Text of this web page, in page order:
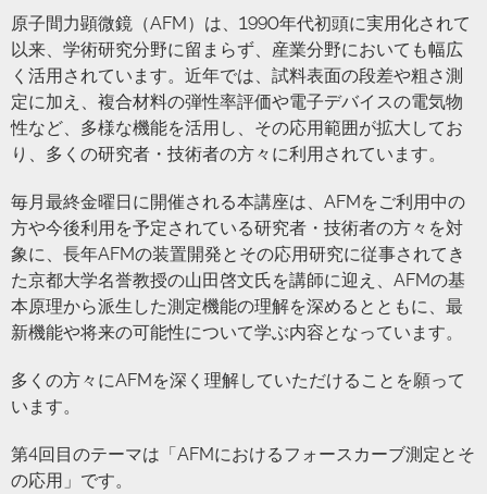
原子間力顕微鏡（AFM）は、1990年代初頭に実用化されて
以来、学術研究分野に留まらず、産業分野においても幅広
く活用されています。近年では、試料表面の段差や粗さ測
定に加え、複合材料の弾性率評価や電子デバイスの電気物
性など、多様な機能を活用し、その応用範囲が拡大してお
り、多くの研究者・技術者の方々に利用されています。
毎月最終金曜日に開催される本講座は、AFMをご利用中の
方や今後利用を予定されている研究者・技術者の方々を対
象に、長年AFMの装置開発とその応用研究に従事されてき
た京都大学名誉教授の山田啓文氏を講師に迎え、AFMの基
本原理から派生した測定機能の理解を深めるとともに、最
新機能や将来の可能性について学ぶ内容となっています。
多くの方々にAFMを深く理解していただけることを願って
います。
第4回目のテーマは「AFMにおけるフォースカーブ測定とそ
の応⽤」です。